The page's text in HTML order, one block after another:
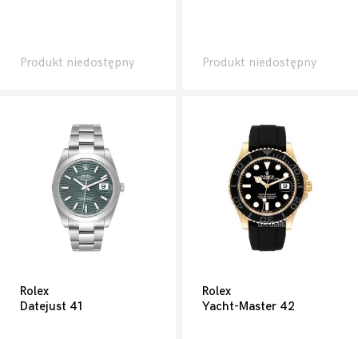
Produkt niedostępny Produkt niedostępny
Rolex
Datejust 41
Rolex
Yacht-Master 42